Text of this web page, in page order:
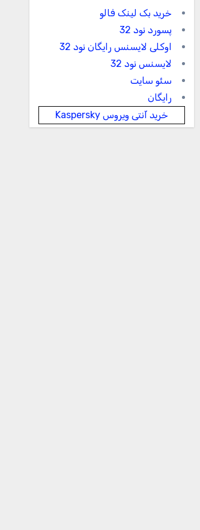
خرید بک لینک فالو
پسورد نود 32
اوکلی لایسنس رایگان نود 32
لایسنس نود 32
سئو سایت
رایگان
خرید آنتی ویروس Kaspersky